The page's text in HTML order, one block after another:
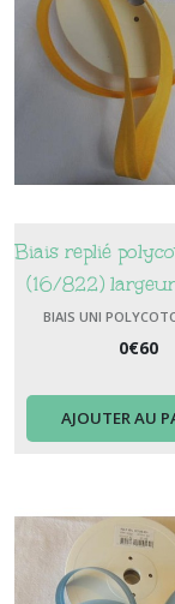
Biais replié
(16/822)
BIAIS UNI
0€60
AJOUTER AU